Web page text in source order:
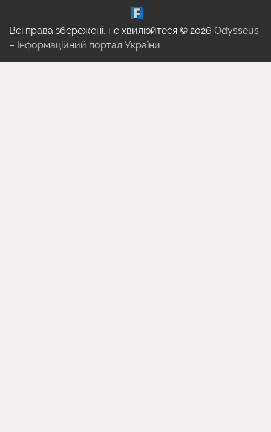
Всі права збережені, не хвилюйтеся © 2026 Odysseus
– Інформаційний портал України